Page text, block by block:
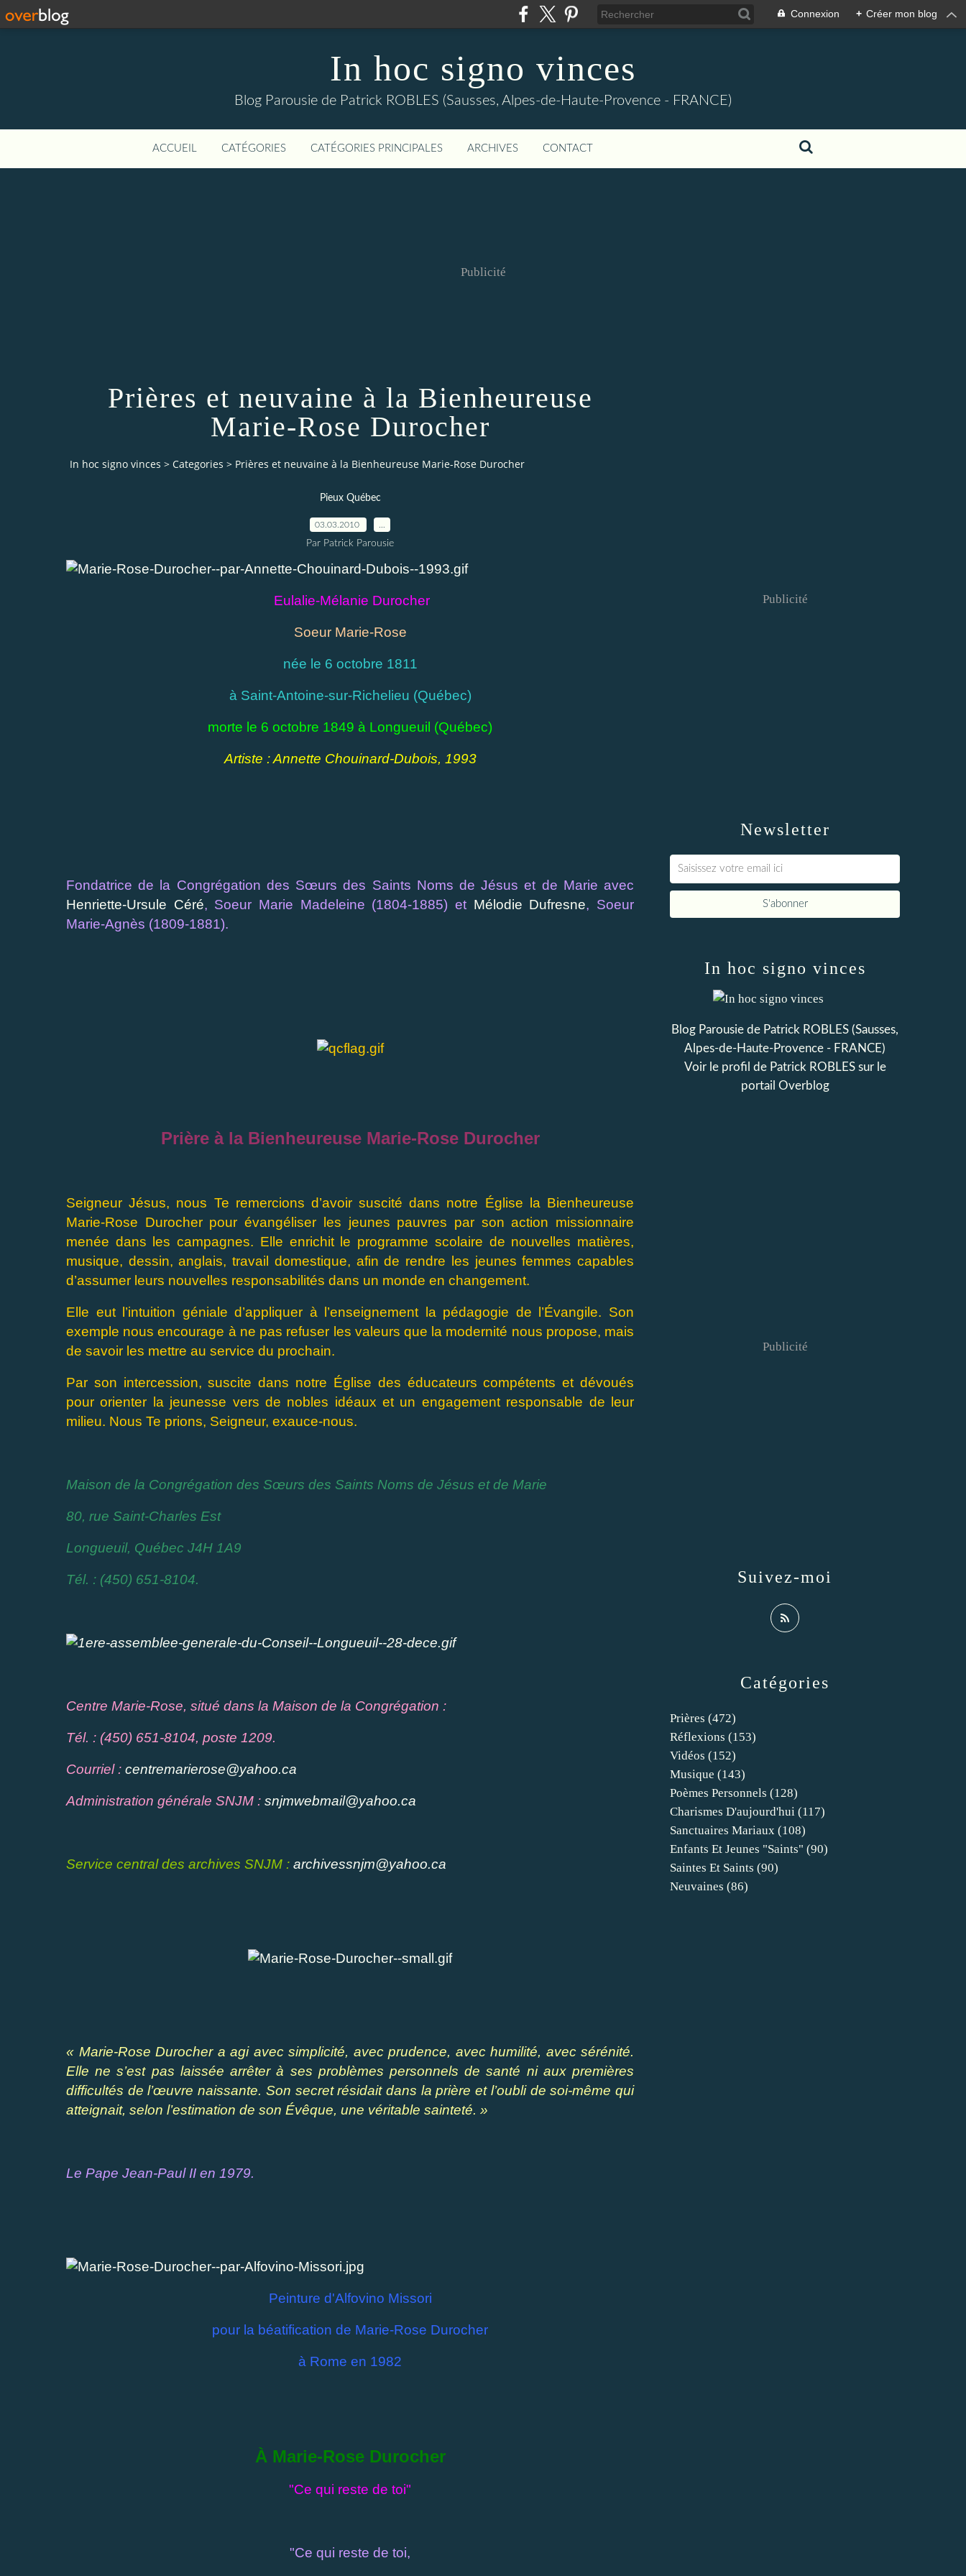
Connexion + Créer mon blog
In hoc signo vinces
Blog Parousie de Patrick ROBLES (Sausses, Alpes-de-Haute-Provence - FRANCE)
ACCUEIL CATÉGORIES CATÉGORIES PRINCIPALES ARCHIVES CONTACT
Publicité
Prières et neuvaine à la Bienheureuse
Marie-Rose Durocher
In hoc signo vinces > Categories > Prières et neuvaine à la Bienheureuse Marie-Rose Durocher
Pieux Québec
03.03.2010
Par Patrick Parousie
Eulalie-Mélanie Durocher
Soeur Marie-Rose
née le 6 octobre 1811
à Saint-Antoine-sur-Richelieu (Québec)
morte le 6 octobre 1849 à Longueuil (Québec)
Artiste : Annette Chouinard-Dubois, 1993
Fondatrice de la Congrégation des Sœurs des Saints Noms de Jésus et de Marie avec
Henriette-Ursule Céré, Soeur Marie Madeleine (1804-1885) et Mélodie Dufresne, Soeur
Marie-Agnès (1809-1881).
Prière à la Bienheureuse Marie-Rose Durocher
Seigneur Jésus, nous Te remercions d’avoir suscité dans notre Église la Bienheureuse
Marie-Rose Durocher pour évangéliser les jeunes pauvres par son action missionnaire
menée dans les campagnes. Elle enrichit le programme scolaire de nouvelles matières,
musique, dessin, anglais, travail domestique, afin de rendre les jeunes femmes capables
d’assumer leurs nouvelles responsabilités dans un monde en changement.
Elle eut l’intuition géniale d’appliquer à l’enseignement la pédagogie de l’Évangile. Son
exemple nous encourage à ne pas refuser les valeurs que la modernité nous propose, mais
de savoir les mettre au service du prochain.
Par son intercession, suscite dans notre Église des éducateurs compétents et dévoués
pour orienter la jeunesse vers de nobles idéaux et un engagement responsable de leur
milieu. Nous Te prions, Seigneur, exauce-nous.
Maison de la Congrégation des Sœurs des Saints Noms de Jésus et de Marie
80, rue Saint-Charles Est
Longueuil, Québec J4H 1A9
Tél. : (450) 651-8104.
Centre Marie-Rose, situé dans la Maison de la Congrégation :
Tél. : (450) 651-8104, poste 1209.
Courriel : centremarierose@yahoo.ca
Administration générale SNJM : snjmwebmail@yahoo.ca
Service central des archives SNJM : archivessnjm@yahoo.ca
« Marie-Rose Durocher a agi avec simplicité, avec prudence, avec humilité, avec sérénité.
Elle ne s’est pas laissée arrêter à ses problèmes personnels de santé ni aux premières
difficultés de l’œuvre naissante. Son secret résidait dans la prière et l’oubli de soi-même qui
atteignait, selon l’estimation de son Évêque, une véritable sainteté. »
Le Pape Jean-Paul II en 1979.
Peinture d'Alfovino Missori
pour la béatification de Marie-Rose Durocher
à Rome en 1982
À Marie-Rose Durocher
"Ce qui reste de toi"
"Ce qui reste de toi,
Newsletter
Publicité
Catégories
Prières (472)
Réflexions (153)
Vidéos (152)
Musique (143)
Poèmes Personnels (128)
Charismes D'aujourd'hui (117)
Sanctuaires Mariaux (108)
Enfants Et Jeunes "saints" (90)
Saintes Et Saints (90)
Neuvaines (86)
In hoc signo vinces
Blog Parousie de Patrick ROBLES (Sausses,
Alpes-de-Haute-Provence - FRANCE)
Voir le profil de Patrick ROBLESsur le
portail Overblog
Suivez-moi
Publicité